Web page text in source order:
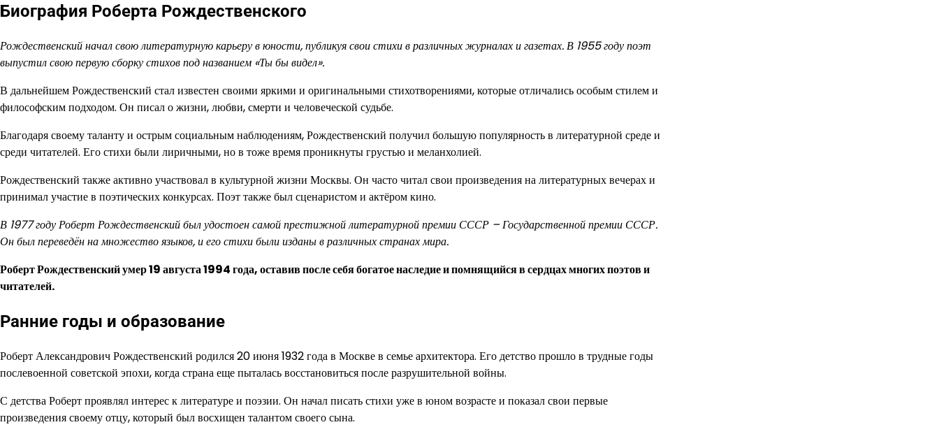
Биография Роберта Рождественского
Рождественский начал свою литературную карьеру в юности, публикуя свои стихи в различных журналах и газетах. В 1955 году поэт
выпустил свою первую сборку стихов под названием «Ты бы видел».
В дальнейшем Рождественский стал известен своими яркими и оригинальными стихотворениями, которые отличались особым стилем и
философским подходом. Он писал о жизни, любви, смерти и человеческой судьбе.
Благодаря своему таланту и острым социальным наблюдениям, Рождественский получил большую популярность в литературной среде и
среди читателей. Его стихи были лиричными, но в тоже время проникнуты грустью и меланхолией.
Рождественский также активно участвовал в культурной жизни Москвы. Он часто читал свои произведения на литературных вечерах и
принимал участие в поэтических конкурсах. Поэт также был сценаристом и актёром кино.
В 1977 году Роберт Рождественский был удостоен самой престижной литературной премии СССР – Государственной премии СССР.
Он был переведён на множество языков, и его стихи были изданы в различных странах мира.
Роберт Рождественский умер 19 августа 1994 года, оставив после себя богатое наследие и помнящийся в сердцах многих поэтов и
читателей.
Ранние годы и образование
Роберт Александрович Рождественский родился 20 июня 1932 года в Москве в семье архитектора. Его детство прошло в трудные годы
послевоенной советской эпохи, когда страна еще пыталась восстановиться после разрушительной войны.
С детства Роберт проявлял интерес к литературе и поэзии. Он начал писать стихи уже в юном возрасте и показал свои первые
произведения своему отцу, который был восхищен талантом своего сына.